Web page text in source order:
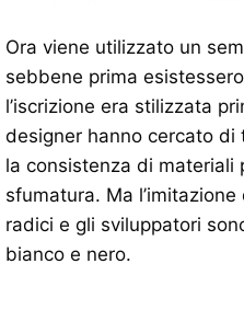
Ora viene utilizzato un
sebbene prima
l’iscrizione era stilizzata
designer hanno cercato
la consistenza di materiali
sfumatura. Ma
radici e gli sviluppatori
bianco e nero.